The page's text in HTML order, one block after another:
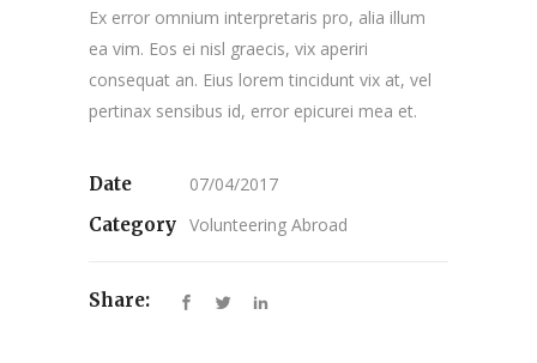
Ex error omnium interpretaris pro, alia illum
ea vim. Eos ei nisl graecis, vix aperiri
consequat an. Eius lorem tincidunt vix at, vel
pertinax sensibus id, error epicurei mea et.
Date
07/04/2017
Category Volunteering Abroad
Share: